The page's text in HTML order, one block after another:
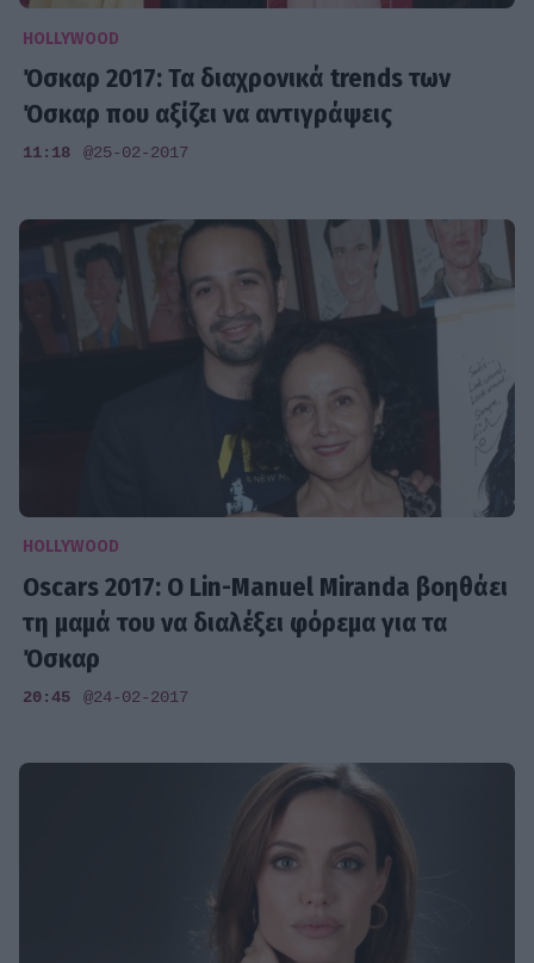
HOLLYWOOD
Όσκαρ 2017: Τα διαχρονικά trends των
Όσκαρ που αξίζει να αντιγράψεις
11:18 @25-02-2017
HOLLYWOOD
Oscars 2017: O Lin-Manuel Miranda βοηθάει
τη μαμά του να διαλέξει φόρεμα για τα
Όσκαρ
20:45 @24-02-2017